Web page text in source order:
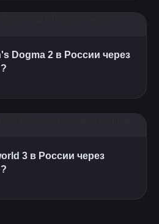
в России через
3 в России через